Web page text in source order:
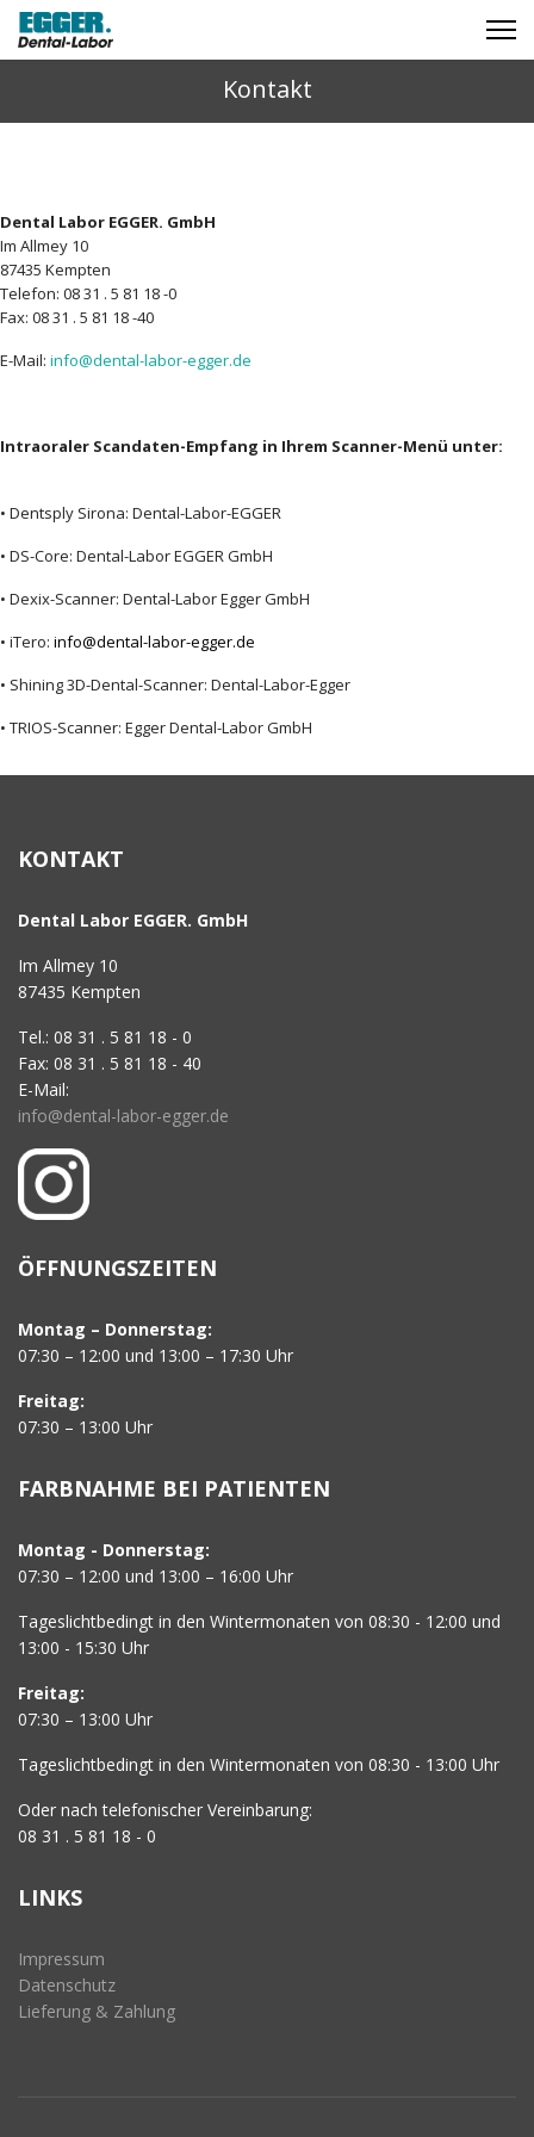
Kontakt
Dental Labor EGGER. GmbH
Im Allmey 10
87435 Kempten
Telefon: 08 31 . 5 81 18 -0
Fax: 08 31 . 5 81 18 -40
E-Mail: info@dental-labor-egger.de
Intraoraler Scandaten-Empfang in Ihrem Scanner-Menü unter:
• Dentsply Sirona: Dental-Labor-EGGER
• DS-Core: Dental-Labor EGGER GmbH
• Dexix-Scanner: Dental-Labor Egger GmbH
• iTero: info@dental-labor-egger.de
• Shining 3D-Dental-Scanner: Dental-Labor-Egger
• TRIOS-Scanner: Egger Dental-Labor GmbH
KONTAKT
Dental Labor EGGER. GmbH
Im Allmey 10
87435 Kempten
Tel.: 08 31 . 5 81 18 - 0
Fax: 08 31 . 5 81 18 - 40
E-Mail:
info@dental-labor-egger.de
ÖFFNUNGSZEITEN
Montag – Donnerstag:
07:30 – 12:00 und 13:00 – 17:30 Uhr
Freitag:
07:30 – 13:00 Uhr
FARBNAHME BEI PATIENTEN
Montag - Donnerstag:
07:30 – 12:00 und 13:00 – 16:00 Uhr
Tageslichtbedingt in den Wintermonaten von 08:30 - 12:00 und
13:00 - 15:30 Uhr
Freitag:
07:30 – 13:00 Uhr
Tageslichtbedingt in den Wintermonaten von 08:30 - 13:00 Uhr
Oder nach telefonischer Vereinbarung:
08 31 . 5 81 18 - 0
LINKS
Impressum
Datenschutz
Lieferung & Zahlung